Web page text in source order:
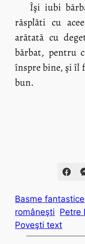
Îşi iubi
răsplăti cu
arătată cu
bărbat, pentru
înspre bine, şi îl
bun.
Basme fantastice
româneşti Petre
Poveşti text